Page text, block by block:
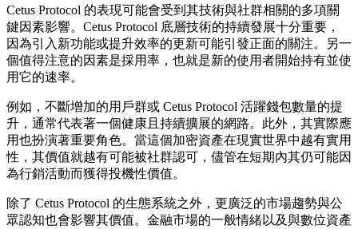
Cetus Protocol 的表現可能會受到其技術與社群相關的多項關
鍵因素影響。Cetus Protocol 底層技術的持續發展十分重要，
因為引入新功能或提升效率的更新可能引發正面的關注。另一
個值得注意的因素是採用率，也就是新的使用者開始持有並使
用它的速率。
例如，不斷增加的用戶群或 Cetus Protocol 活躍錢包數量的提
升，通常代表著一個健康且持續擴展的網路。此外，其實際應
用也扮演著重要角色。當這個加密資產在現實世界中越有實用
性，其價值就越有可能被社群認可，儘管在短期內其仍可能因
為行銷活動而獲得投機性價值。
除了 Cetus Protocol 的生態系統之外，更廣泛的市場趨勢與公
眾認知也會影響其價值。金融市場的一般情緒以及與數位資產